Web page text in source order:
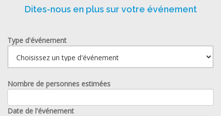
Dites-nous en plus sur votre événement
Type d'événement
Nombre de personnes estimées
Date de l'événement